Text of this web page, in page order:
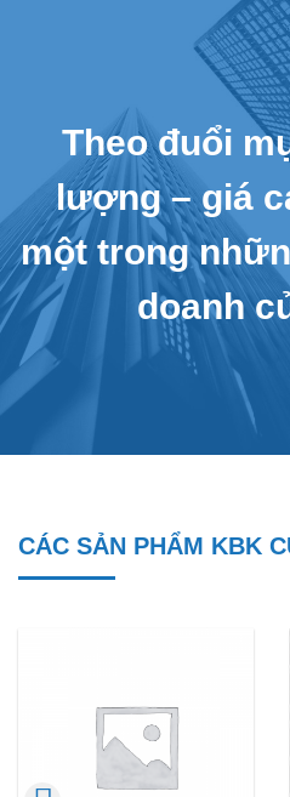
Theo đuổi
lượng – giá
một trong
doanh
CÁC SẢN PHẨM KBK